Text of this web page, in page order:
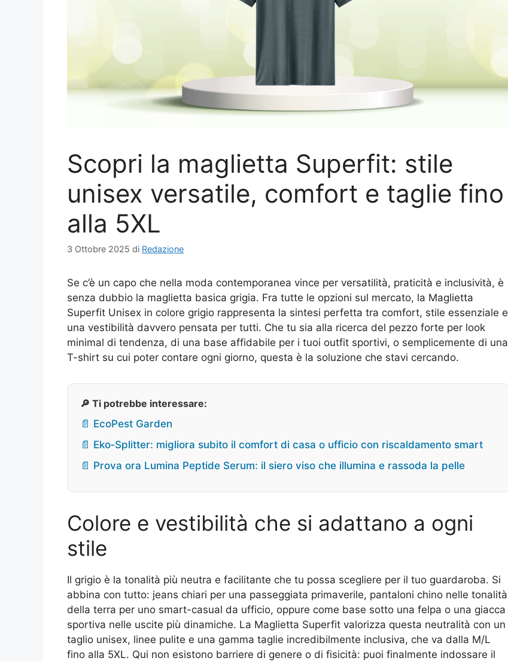
Scopri la maglietta Superfit: stile
unisex versatile, comfort e taglie fino
alla 5XL
3 Ottobre 2025 di Redazione
Se c’è un capo che nella moda contemporanea vince per versatilità, praticità e inclusività, è
senza dubbio la maglietta basica grigia. Fra tutte le opzioni sul mercato, la Maglietta
Superfit Unisex in colore grigio rappresenta la sintesi perfetta tra comfort, stile essenziale e
una vestibilità davvero pensata per tutti. Che tu sia alla ricerca del pezzo forte per look
minimal di tendenza, di una base affidabile per i tuoi outfit sportivi, o semplicemente di una
T-shirt su cui poter contare ogni giorno, questa è la soluzione che stavi cercando.
🔎 Ti potrebbe interessare:
📄 EcoPest Garden
📄 Eko‑Splitter: migliora subito il comfort di casa o ufficio con riscaldamento smart
📄 Prova ora Lumina Peptide Serum: il siero viso che illumina e rassoda la pelle
Colore e vestibilità che si adattano a ogni
stile
Il grigio è la tonalità più neutra e facilitante che tu possa scegliere per il tuo guardaroba. Si
abbina con tutto: jeans chiari per una passeggiata primaverile, pantaloni chino nelle tonalità
della terra per uno smart-casual da ufficio, oppure come base sotto una felpa o una giacca
sportiva nelle uscite più dinamiche. La Maglietta Superfit valorizza questa neutralità con un
taglio unisex, linee pulite e una gamma taglie incredibilmente inclusiva, che va dalla M/L
fino alla 5XL. Qui non esistono barriere di genere o di fisicità: puoi finalmente indossare il